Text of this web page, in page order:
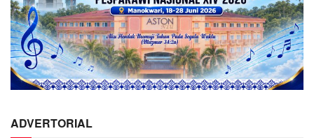
ADVERTORIAL